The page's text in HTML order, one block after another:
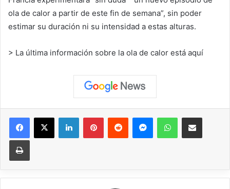
ola de calor a partir de este fin de semana”, sin poder
estimar su duración ni su intensidad a estas alturas.
> La última información sobre la ola de calor está aquí
Facebook
X LinkedInPinterestReddit MessengerWhatsAppCompartir vía correo
Imprimir